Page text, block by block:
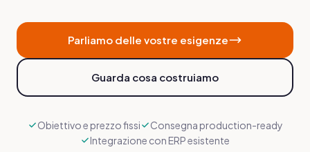
Parliamo delle vostre esigenze
Guarda cosa costruiamo
Obiettivo e prezzo fissi
Consegna production-ready
Integrazione con ERP esistente